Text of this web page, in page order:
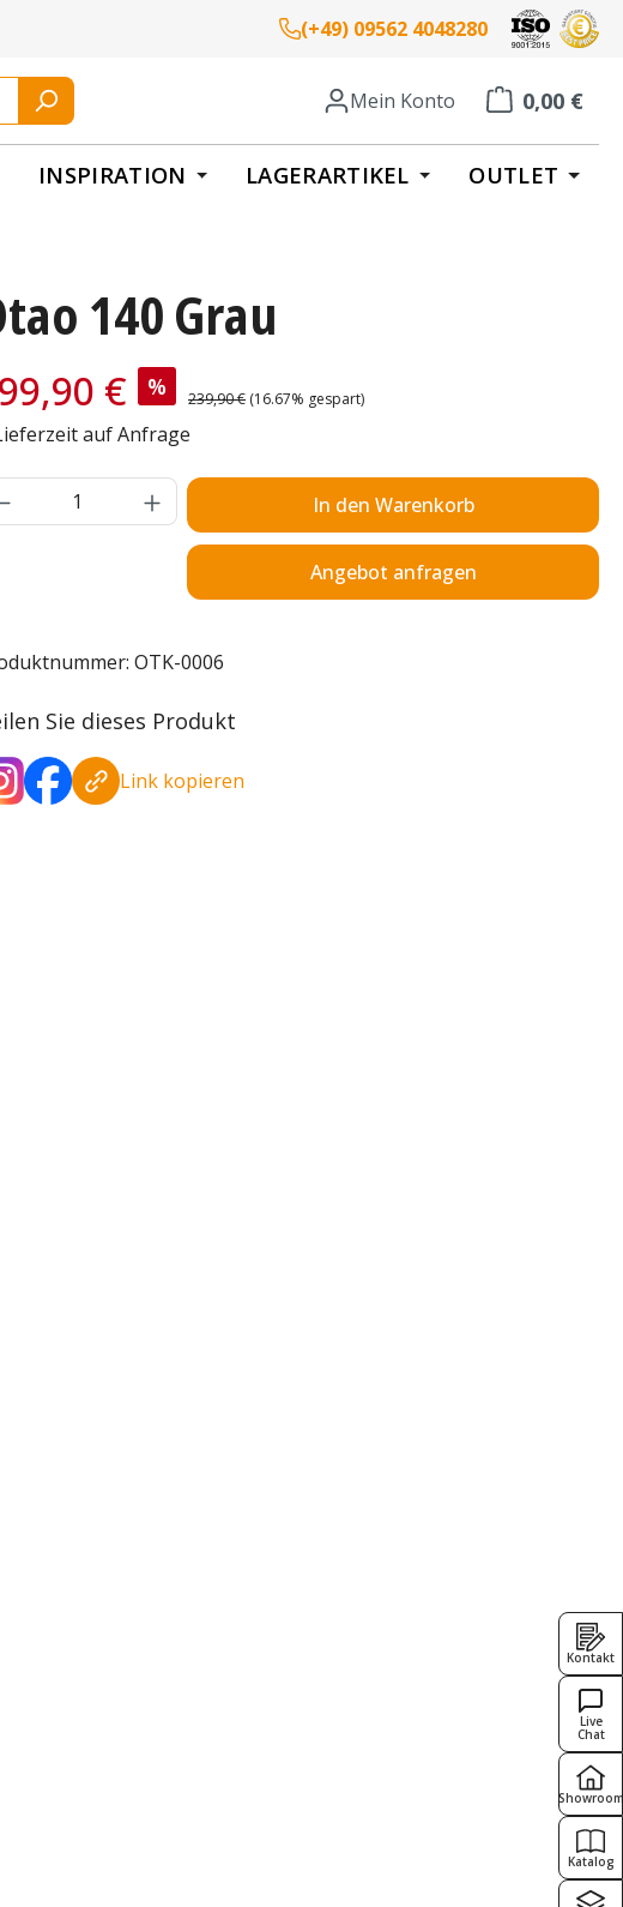
(+49) 09562 4048280
Mein Konto 0,00 €
Warenkorb
INSPIRATION LAGERARTIKEL OUTLET
140 Grau
€ % Regulärer Preis:
239,90 € (16.67% gespart)
auf Anfrage
Anzahl: Gib den gewünschten Wert
In den Warenkorb
Angebot anfragen
OTK-0006
Sie dieses Produkt
Link kopieren
Kontakt
Live
Chat
Showroom
Katalog